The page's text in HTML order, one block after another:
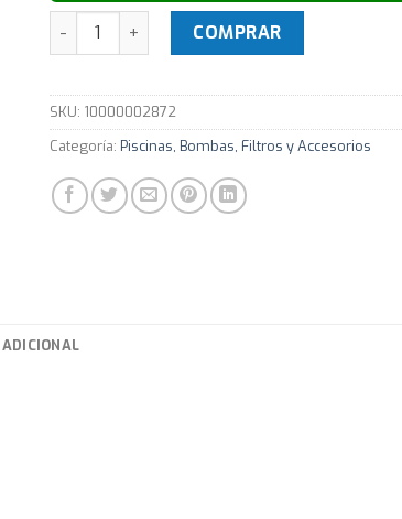
TE 90 PVC SD HH 75MM Para Piscina cantidad
COMPRAR
SKU: 10000002872
Categoría: Piscinas, Bombas, Filtros y Accesorios